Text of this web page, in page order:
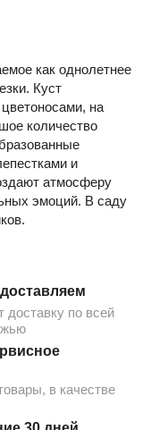
как однолетнее
Куст
на
количество
и
атмосферу
эмоций. В саду
доставку по всей
в качестве